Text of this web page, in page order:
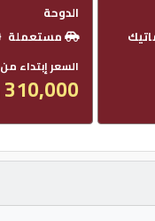
الدوحة
مستعملة
السعر إبتداء من
310,000